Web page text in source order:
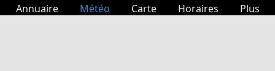
Annuaire Météo Carte Horaires Plus